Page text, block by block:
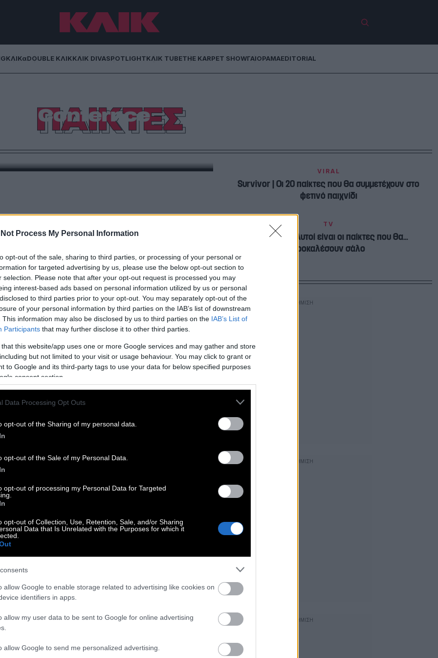
Not Process My Personal Information
opt-out of the sale, sharing to third parties, or processing of your personal or
for targeted advertising by us, please use the below opt-out section to
selection. Please note that after your opt-out request is processed you may
interest-based ads based on personal information utilized by us or personal
to third parties prior to your opt-out. You may separately opt-out of the
of your personal information by third parties on the IAB’s list of downstream
This information may also be disclosed by us to third parties on the IAB’s List of
Participants that may further disclose it to other third parties.
that this website/app uses one or more Google services and may gather and store
but not limited to your visit or usage behaviour. You may click to grant or
to Google and its third-party tags to use your data for below specified purposes
consent section.
Data Processing Opt Outs
opt-out of the Sharing of my personal data.
opt-out of the Sale of my Personal Data.
opt-out of processing my Personal Data for Targeted
opt-out of Collection, Use, Retention, Sale, and/or Sharing
Data that Is Unrelated with the Purposes for which it
allow Google to enable storage related to advertising like cookies on
identifiers in apps.
allow my user data to be sent to Google for online advertising
allow Google to send me personalized advertising.
ΚΛΙΚαDOUBLE ΚΛΙΚΚΛΙΚ DIVASPOTLIGHTΚΛΙΚ TUBETHE KARPET SHOWΓΑΙΟΡΑΜΑEDITORIAL
ΠΑΙΚΤΕΣ
του Confernce
για τον τελικό της 29ης Μαϊου 2024 στο γήπεδο
VIRAL
Survivor | Oι 20 παίκτες που θα συμμετέχουν στο
φετινό παιχνίδι
TV
Big Brother: Αυτοί είναι οι παίκτες που θα…
προκαλέσουν σάλο
εκτός YFSF;
Μεσημέρι #Yes οι τέσσερις κριτές, πλην του
όλοι οι υπόλοιποι αντιμετωπίζουν προβλήματα σε
τους υποχρεώσεις. Από τον Γιώργο Βράτσο
«παλιοί» που επιστρέφουν
σιγά σιγά στο τέλος. Αλλά οι ανατροπές δεν έχουν
3: «Σκέφτεται με το κάτω του κεφάλι»
έλξη, βρέθηκε κατηγορούμενος από μία
συμπαίκτη της ότι λειτουργεί με αυτά τα
of Love 2! (Βίντεο)
ανοίγει αυλαία την Πρωτοχρονιά. Από τον Γιώργο
celebrities που θα συμμετέχουν…
τον Οκτώβριο στον ΑΝΤ1 ανανεωμένο, με πολλές
από πέρυσι. Από τον Γιώργο Βράτσο